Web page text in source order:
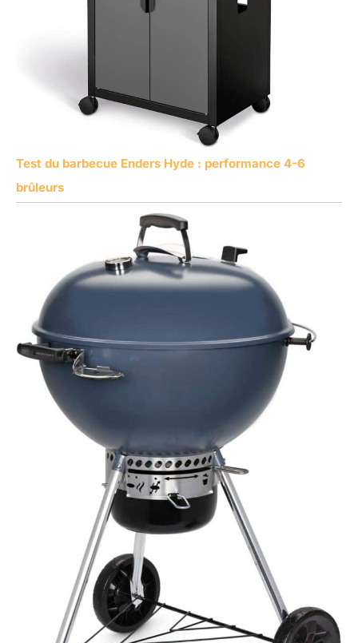
Test du barbecue Enders Hyde : performance 4-6
brûleurs